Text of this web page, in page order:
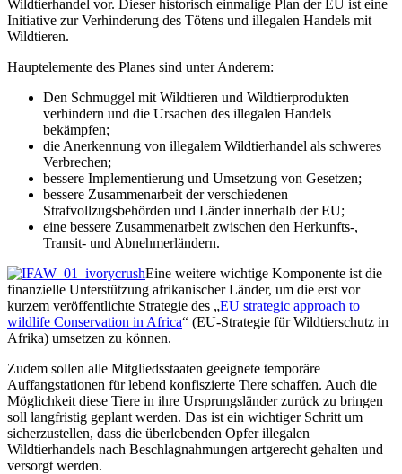
Wildtierhandel vor. Dieser historisch einmalige Plan der EU ist eine
Initiative zur Verhinderung des Tötens und illegalen Handels mit
Wildtieren.
Hauptelemente des Planes sind unter Anderem:
Den Schmuggel mit Wildtieren und Wildtierprodukten
verhindern und die Ursachen des illegalen Handels
bekämpfen;
die Anerkennung von illegalem Wildtierhandel als schweres
Verbrechen;
bessere Implementierung und Umsetzung von Gesetzen;
bessere Zusammenarbeit der verschiedenen
Strafvollzugsbehörden und Länder innerhalb der EU;
eine bessere Zusammenarbeit zwischen den Herkunfts-,
Transit- und Abnehmerländern.
Eine weitere wichtige Komponente ist die
finanzielle Unterstützung afrikanischer Länder, um die erst vor
kurzem veröffentlichte Strategie des „EU strategic approach to
wildlife Conservation in Africa“ (EU-Strategie für Wildtierschutz in
Afrika) umsetzen zu können.
Zudem sollen alle Mitgliedsstaaten geeignete temporäre
Auffangstationen für lebend konfiszierte Tiere schaffen. Auch die
Möglichkeit diese Tiere in ihre Ursprungsländer zurück zu bringen
soll langfristig geplant werden. Das ist ein wichtiger Schritt um
sicherzustellen, dass die überlebenden Opfer illegalen
Wildtierhandels nach Beschlagnahmungen artgerecht gehalten und
versorgt werden.